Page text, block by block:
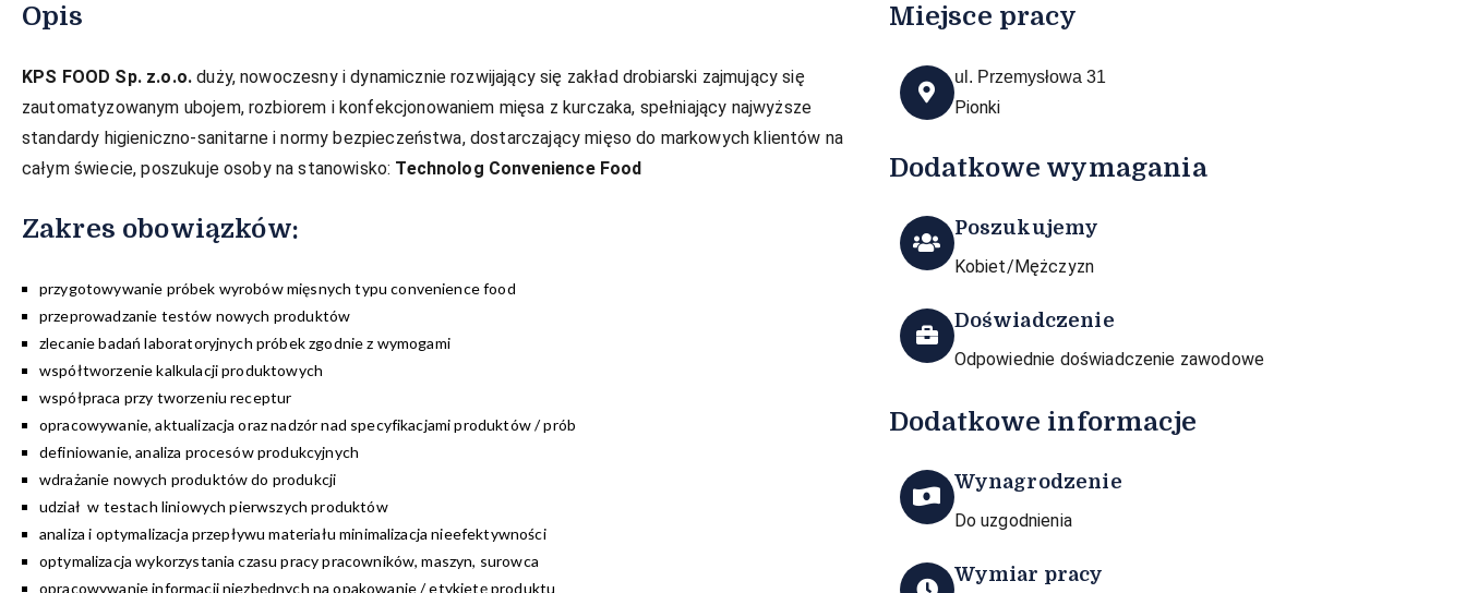
Opis
KPS FOOD Sp. z.o.o. duży, nowoczesny i dynamicznie rozwijający się zakład drobiarski zajmujący się
zautomatyzowanym ubojem, rozbiorem i konfekcjonowaniem mięsa z kurczaka, spełniający najwyższe
standardy higieniczno-sanitarne i normy bezpieczeństwa, dostarczający mięso do markowych klientów na
całym świecie, poszukuje osoby na stanowisko: Technolog Convenience Food
Zakres obowiązków:
przygotowywanie próbek wyrobów mięsnych typu convenience food
przeprowadzanie testów nowych produktów
zlecanie badań laboratoryjnych próbek zgodnie z wymogami
współtworzenie kalkulacji produktowych
współpraca przy tworzeniu receptur
opracowywanie, aktualizacja oraz nadzór nad specyfikacjami produktów / prób
definiowanie, analiza procesów produkcyjnych
wdrażanie nowych produktów do produkcji
udział w testach liniowych pierwszych produktów
analiza i optymalizacja przepływu materiału minimalizacja nieefektywności
optymalizacja wykorzystania czasu pracy pracowników, maszyn, surowca
opracowywanie informacji niezbędnych na opakowanie / etykietę produktu
Miejsce pracy
ul. Przemysłowa 31
Pionki
Dodatkowe wymagania
Poszukujemy
Kobiet/Mężczyzn
Doświadczenie
Odpowiednie doświadczenie zawodowe
Dodatkowe informacje
Wynagrodzenie
Do uzgodnienia
Wymiar pracy